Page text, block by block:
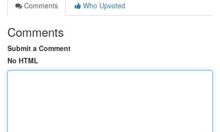
Comments
Who Upvoted
Comments
Submit a Comment
No HTML